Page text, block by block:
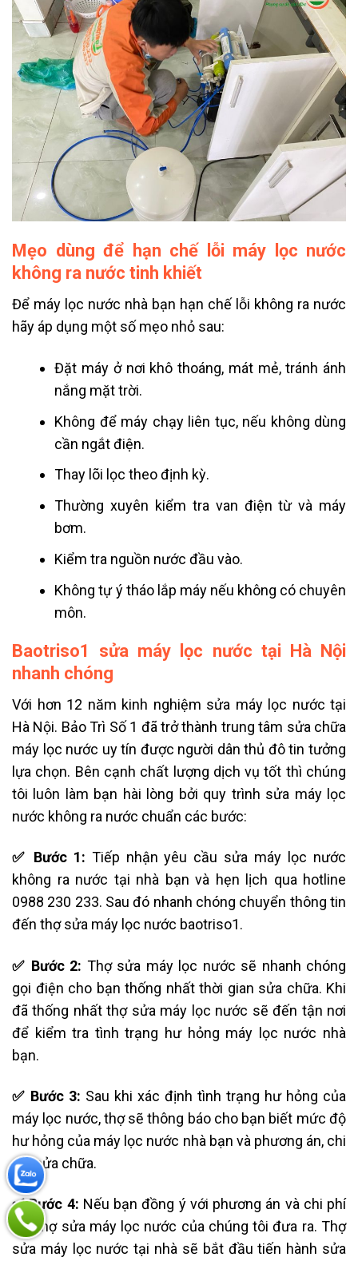
Mẹo dùng để hạn chế lỗi máy lọc nước
không ra nước tinh khiết
Để máy lọc nước nhà bạn hạn chế lỗi không ra nước
hãy áp dụng một số mẹo nhỏ sau:
Đặt máy ở nơi khô thoáng, mát mẻ, tránh ánh
nắng mặt trời.
Không để máy chạy liên tục, nếu không dùng
cần ngắt điện.
Thay lõi lọc theo định kỳ.
Thường xuyên kiểm tra van điện từ và máy
bơm.
Kiểm tra nguồn nước đầu vào.
Không tự ý tháo lắp máy nếu không có chuyên
môn.
Baotriso1 sửa máy lọc nước tại Hà Nội
nhanh chóng
Với hơn 12 năm kinh nghiệm sửa máy lọc nước tại
Hà Nội. Bảo Trì Số 1 đã trở thành trung tâm sửa chữa
máy lọc nước uy tín được người dân thủ đô tin tưởng
lựa chọn. Bên cạnh chất lượng dịch vụ tốt thì chúng
tôi luôn làm bạn hài lòng bởi quy trình sửa máy lọc
nước không ra nước chuẩn các bước:
✅ Bước 1: Tiếp nhận yêu cầu sửa máy lọc nước
không ra nước tại nhà bạn và hẹn lịch qua hotline
0988 230 233. Sau đó nhanh chóng chuyển thông tin
đến thợ sửa máy lọc nước baotriso1.
✅ Bước 2: Thợ sửa máy lọc nước sẽ nhanh chóng
gọi điện cho bạn thống nhất thời gian sửa chữa. Khi
đã thống nhất thợ sửa máy lọc nước sẽ đến tận nơi
để kiểm tra tình trạng hư hỏng máy lọc nước nhà
bạn.
✅ Bước 3: Sau khi xác định tình trạng hư hỏng của
máy lọc nước, thợ sẽ thông báo cho bạn biết mức độ
hư hỏng của máy lọc nước nhà bạn và phương án, chi
phí sửa chữa.
✅ Bước 4: Nếu bạn đồng ý với phương án và chi phí
mà thợ sửa máy lọc nước của chúng tôi đưa ra. Thợ
sửa máy lọc nước tại nhà sẽ bắt đầu tiến hành sửa